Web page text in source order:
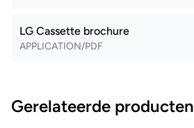
LG Cassette brochure
APPLICATION/PDF
Gerelateerde producten